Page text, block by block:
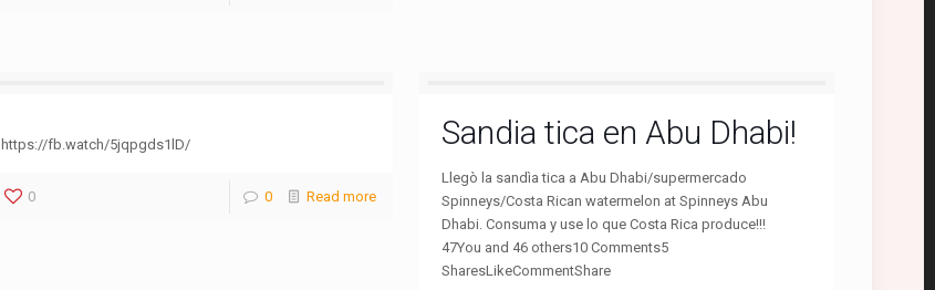
https://fb.watch/5jqpgds1lD/
0 0 Read more
Sandia tica en Abu Dhabi!
Llegò la sandìa tica a Abu Dhabi/supermercado
Spinneys/Costa Rican watermelon at Spinneys Abu
Dhabi. Consuma y use lo que Costa Rica produce!!!
47You and 46 others10 Comments5
SharesLikeCommentShare